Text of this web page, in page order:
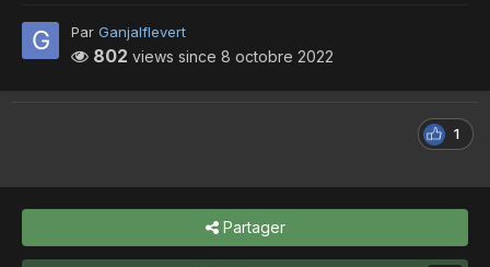
Par Ganjalflevert
802 views since 8 octobre 2022
1
Partager